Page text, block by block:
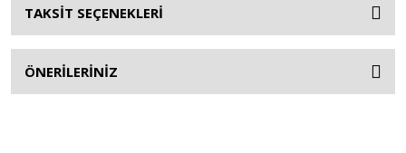
TAKSİT SEÇENEKLERİ
ÖNERİLERİNİZ